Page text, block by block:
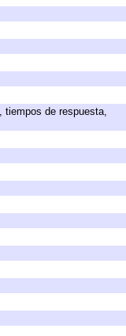
tiempos de respuesta,